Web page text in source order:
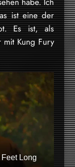
ist eine der
Es ist, als
mit Kung Fury
Long